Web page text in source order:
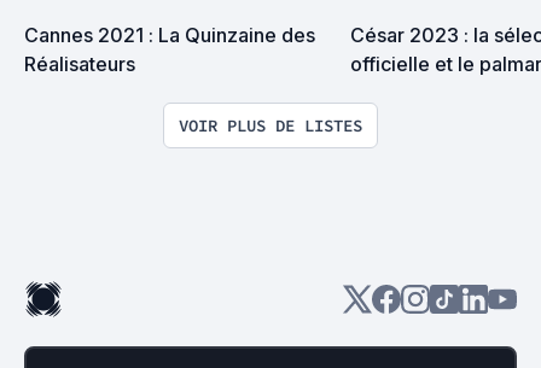
Cannes 2021 : La Quinzaine des
Réalisateurs
César 2023 : la
officielle et le
VOIR PLUS DE LISTES